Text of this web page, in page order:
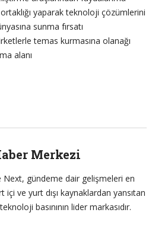
yaparak teknoloji çözümlerini
sunma fırsatı
temas kurmasına olanağı
alanı
Merkezi
Next, gündeme dair gelişmeleri en
içi ve yurt dışı kaynaklardan yansıtan
basınının lider markasıdır.